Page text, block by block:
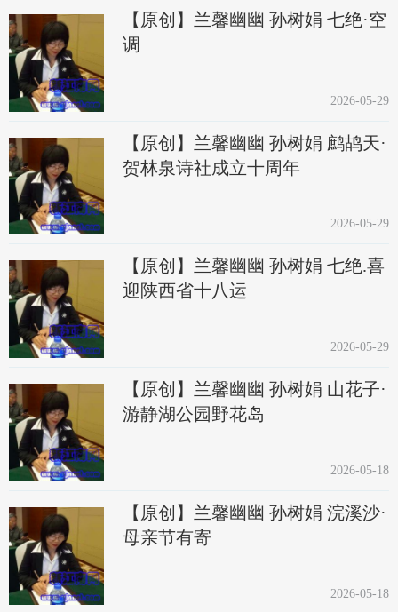
【原创】兰馨幽幽 孙树娟 七绝·空
调
2026-05-29
【原创】兰馨幽幽 孙树娟 鹧鸪天·
贺林泉诗社成立十周年
2026-05-29
【原创】兰馨幽幽 孙树娟 七绝.喜
迎陕西省十八运
2026-05-29
【原创】兰馨幽幽 孙树娟 山花子·
游静湖公园野花岛
2026-05-18
【原创】兰馨幽幽 孙树娟 浣溪沙·
母亲节有寄
2026-05-18